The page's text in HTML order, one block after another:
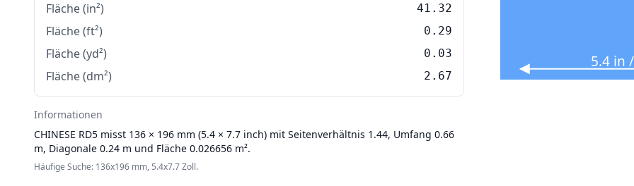
Fläche (in²) 41.32
Fläche (ft²) 0.29
Fläche (yd²) 0.03
Fläche (dm²) 2.67
Informationen
CHINESE RD5 misst 136 × 196 mm (5.4 × 7.7 inch) mit Seitenverhältnis 1.44, Umfang 0.66
m, Diagonale 0.24 m und Fläche 0.026656 m².
Häufige Suche: 136x196 mm, 5.4x7.7 Zoll.
5.4 in